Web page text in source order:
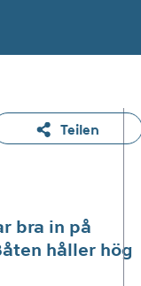
Teilen
bra in på
håller hög